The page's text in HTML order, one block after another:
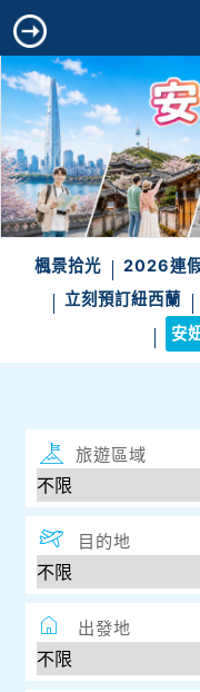
楓景拾光 2026連
立刻預訂紐西蘭
安
旅遊區域
目的地
出發地